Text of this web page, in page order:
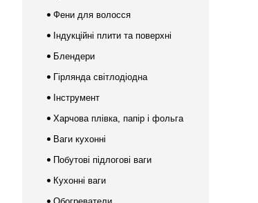
Фени для волосся
Індукційні плити та поверхні
Блендери
Гірлянда світлодіодна
Інструмент
Харчова плівка, папір і фольга
Ваги кухонні
Побутові підлогові ваги
Кухонні ваги